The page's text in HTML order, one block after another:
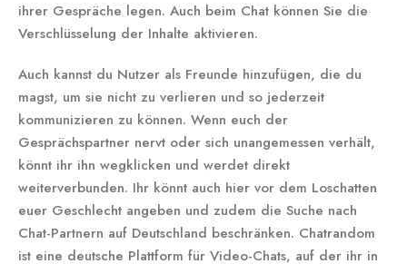
ihrer Gespräche legen. Auch beim Chat können Sie die
Verschlüsselung der Inhalte aktivieren.
Auch kannst du Nutzer als Freunde hinzufügen, die du
magst, um sie nicht zu verlieren und so jederzeit
kommunizieren zu können. Wenn euch der
Gesprächspartner nervt oder sich unangemessen verhält,
könnt ihr ihn wegklicken und werdet direkt
weiterverbunden. Ihr könnt auch hier vor dem Loschatten
euer Geschlecht angeben und zudem die Suche nach
Chat-Partnern auf Deutschland beschränken. Chatrandom
ist eine deutsche Plattform für Video-Chats, auf der ihr in